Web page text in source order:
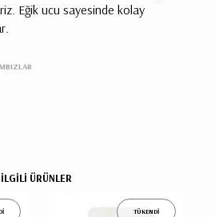
Eğik ucu sayesinde kolay
İLGİLİ ÜRÜNLER
TÜKENDİ